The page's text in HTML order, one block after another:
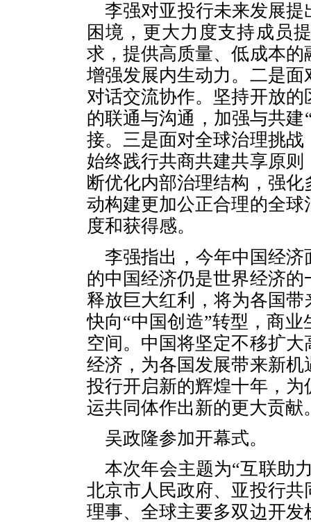
李强对亚投行未来发展
困境，更大力度支持成员
求，提供高质量、低成本
增强发展内生动力。二是
对话交流协作。坚持开放
的联通与沟通，加强与共
接。三是面对全球治理挑
始终践行共商共建共享原
断优化内部治理结构，强
动构建更加公正合理的全
度和获得感。
李强指出，今年中国经
的中国经济仍是世界经济
释放巨大红利，将为各国
快向“中国创造”转型，商
空间。中国将坚定不移扩
经济，为各国发展带来新
投行开启新的辉煌十年，
运共同体作出新的更大贡献
吴政隆参加开幕式。
本次年会主题为“互联助
北京市人民政府、亚投行
理事、全球主要多双边开